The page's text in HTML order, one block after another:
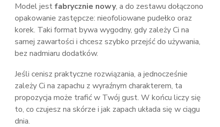
Model jestfabrycznie nowy, a do zestawu dołączono
opakowanie zastępcze: nieofoliowane pudełko oraz
korek. Taki format bywa wygodny, gdy zależy Ci na
samej zawartości i chcesz szybko przejść do używania,
bez nadmiaru dodatków.
Jeśli cenisz praktyczne rozwiązania, a jednocześnie
zależy Ci na zapachu z wyraźnym charakterem, ta
propozycja może trafić w Twój gust. W końcu liczy się
to, co czujesz na skórze i jak zapach układa się w ciągu
dnia.